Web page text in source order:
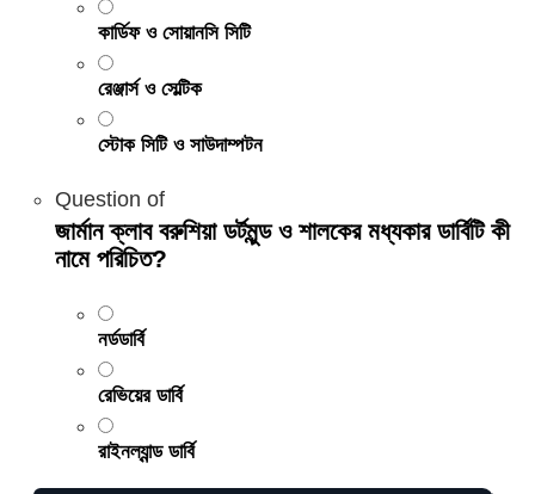
কার্ডিফ ও সোয়ানসি সিটি
রেঞ্জার্স ও সেল্টিক
স্টোক সিটি ও সাউদাম্পটন
Question of
জার্মান ক্লাব বরুশিয়া ডর্টমুন্ড ও শালকের মধ্যকার ডার্বিটি কী
নামে পরিচিত?
নর্ডডার্বি
রেভিয়ের ডার্বি
রাইনল্যান্ড ডার্বি